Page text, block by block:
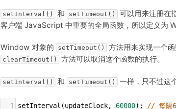
setInterval() 和 setTimeout()
可以用来注册在
客户端 JavaScript 中重要的全局函数，所以定义为
Window 对象的 setTimeout() 方法用来实现一个
clearTimeout() 方法可以取消这个函数的执行。
setInterval() 和 setTimeout() 一样，只不过这
1 setInterval (updateClock, 60000); // 每隔